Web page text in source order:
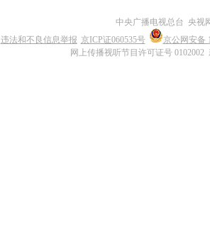
中央广播电视总台 央视
违法和不良信息举报 京ICP证060535号
京公网安备
网上传播视听节目许可证号 0102002